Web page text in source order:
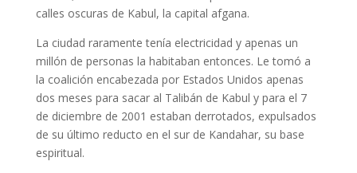
calles oscuras de Kabul, la capital afgana.
La ciudad raramente tenía electricidad y apenas un
millón de personas la habitaban entonces. Le tomó a
la coalición encabezada por Estados Unidos apenas
dos meses para sacar al Talibán de Kabul y para el 7
de diciembre de 2001 estaban derrotados, expulsados
de su último reducto en el sur de Kandahar, su base
espiritual.